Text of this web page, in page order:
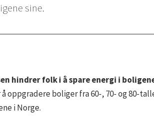
sine.
hindrer folk i å spare energi i
oppgradere boliger fra 60-, 70- og 80-
i Norge.